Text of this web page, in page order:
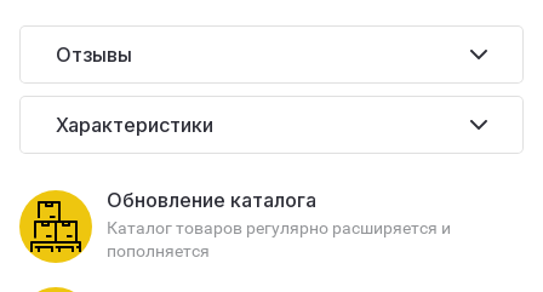
Отзывы
Характеристики
Обновление каталога
Каталог товаров регулярно расширяется и
пополняется